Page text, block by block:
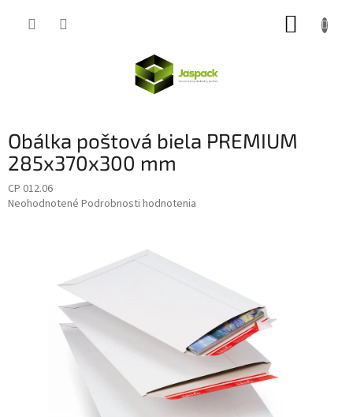
Obálka poštová biela PREMIUM
285x370x300 mm
CP 012.06
Priemerné
hviezdičiek.
Neohodnotené Podrobnosti hodnotenia